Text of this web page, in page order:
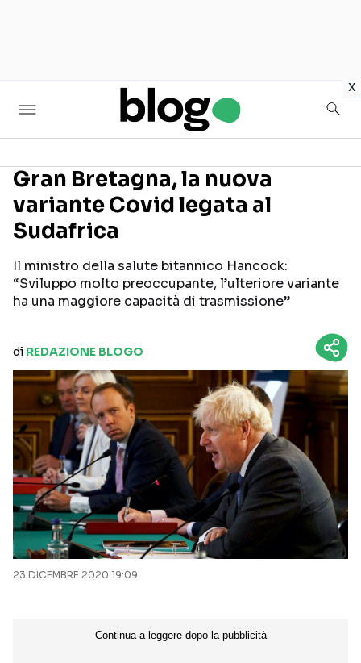
x
Seguici sui social
Gran Bretagna, la nuova
variante Covid legata al
Sudafrica
Il ministro della salute bitannico Hancock:
“Sviluppo molto preoccupante, l’ulteriore variante
ha una maggiore capacità di trasmissione”
di REDAZIONE BLOGO
23 DICEMBRE 2020 19:09